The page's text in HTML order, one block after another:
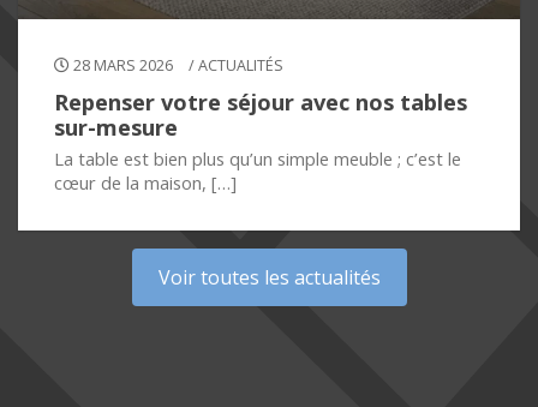
28 MARS 2026 /ACTUALITÉS
Repenser votre séjour avec nos tables
sur-mesure
La table est bien plus qu’un simple meuble ; c’est le
cœur de la maison, […]
Voir toutes les actualités